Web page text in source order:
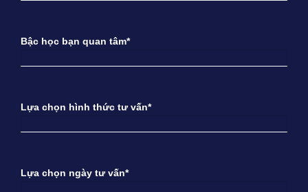
Bậc học bạn quan tâm*
Lựa chọn hình thức tư vấn*
Lựa chọn ngày tư vấn*